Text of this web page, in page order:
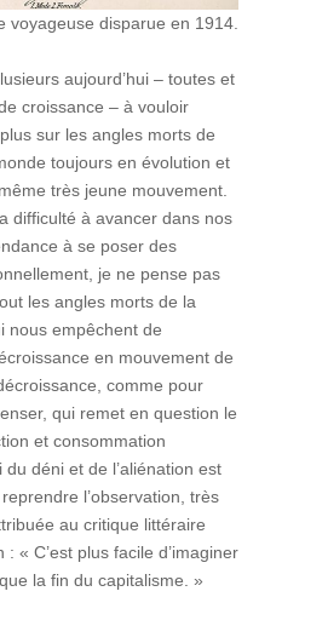
voyageuse disparue en 1914.
aujourd’hui – toutes et
croissance – à vouloir
sur les angles morts de
toujours en évolution et
très jeune mouvement.
difficulté à avancer dans nos
à se poser des
je ne pense pas
les angles morts de la
nous empêchent de
en mouvement de
comme pour
qui remet en question le
et consommation
déni et de l’aliénation est
l’observation, très
au critique littéraire
« C’est plus facile d’imaginer
la fin du capitalisme. »